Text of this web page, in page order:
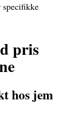
specifikke
pris
hos jem